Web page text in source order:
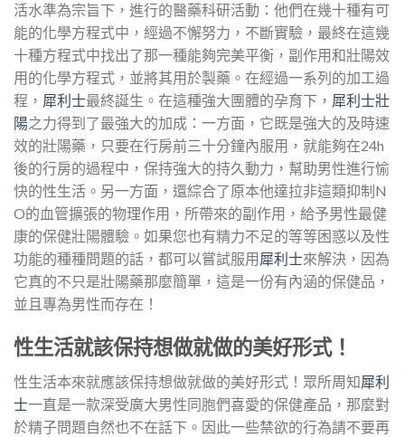
活水準為宗旨下，進行的醫藥科研活動：他們在幾十種有可
能的化學方程式中，經過不懈努力，不斷實驗，最終在這幾
十種方程式中找出了那一種能夠完美平衡，副作用和壯陽效
用的化學方程式，並將其用於製藥。在經過一系列的加工過
程， 犀利士最終誕生。在這種強大團體的孕育下， 犀利士壯
陽之力得到了最強大的加成：一方面，它既是強大的及時速
效的壯陽藥，只要在行房前三十分鐘內服用，就能夠在24h
後的行房的過程中，保持強大的持久動力，幫助男性進行愉
快的性生活。另一方面，還綜合了原本他達拉非這類抑制N
O的血管擴張的物理作用，所帶來的副作用，給予男性最健
康的保健壯陽體驗。如果您也有精力不足的等等困惑以及性
功能的種種問題的話，都可以嘗試服用 犀利士來解決，因為
它真的不只是壯陽藥那麼簡單，這是一份有內涵的保健品，
並且專為男性而存在！
性生活就該保持想做就做的美好形式！
性生活本來就應該保持想做就做的美好形式！眾所周知犀利
士一直是一款深受廣大男性同胞們喜愛的保健產品，那麼對
於精子問題自然也不在話下。因此一些禁欲的行為請不要再